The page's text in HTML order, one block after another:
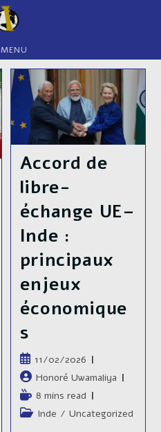
MENU
Accord de
libre-
échange UE–
Inde :
principaux
enjeux
économique
s
Publication
publiée :
11/02/2026
Auteur/autrice
de
la
publication :
Honoré Uwamaliya
Temps
de
8 mins read
PostInde / Uncategorized
Histoire
militaire de
la guerre en
Ukraine –
Chapitre 4 :
L’été des
illusions
(juin 2023-
septembre
2023)
Publication
publiée :
12/06/2025